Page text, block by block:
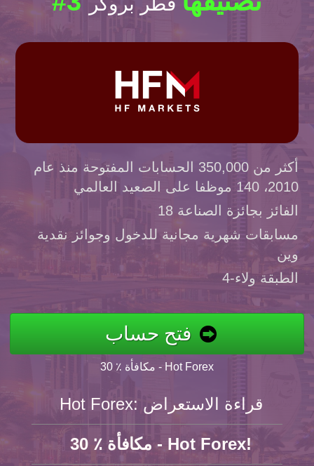
أكثر من 350,000 الحسابات المفتوحة منذ عام
2010، 140 موظفا على الصعيد العالمي
الفائز بجائزة الصناعة 18
مسابقات شهرية مجانية للدخول وجوائز نقدية
وين
4-الطبقة ولاء
فتح حساب
30 ٪ مكافأة - Hot Forex
Hot Forex: قراءة الاستعراض
30 ٪ مكافأة - Hot Forex!